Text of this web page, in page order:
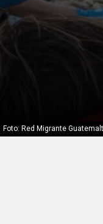
Foto: Red Migrante